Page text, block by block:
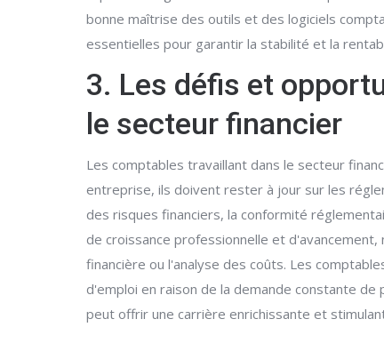
bonne maîtrise des outils et des logiciels
essentielles pour garantir la stabilité et la
3. Les défis et
le secteur financier
Les comptables travaillant dans le secteur
entreprise, ils doivent rester à jour sur les
des risques financiers, la conformité
de croissance professionnelle et
financière ou l'analyse des coûts. Les
d'emploi en raison de la demande constante
peut offrir une carrière enrichissante et